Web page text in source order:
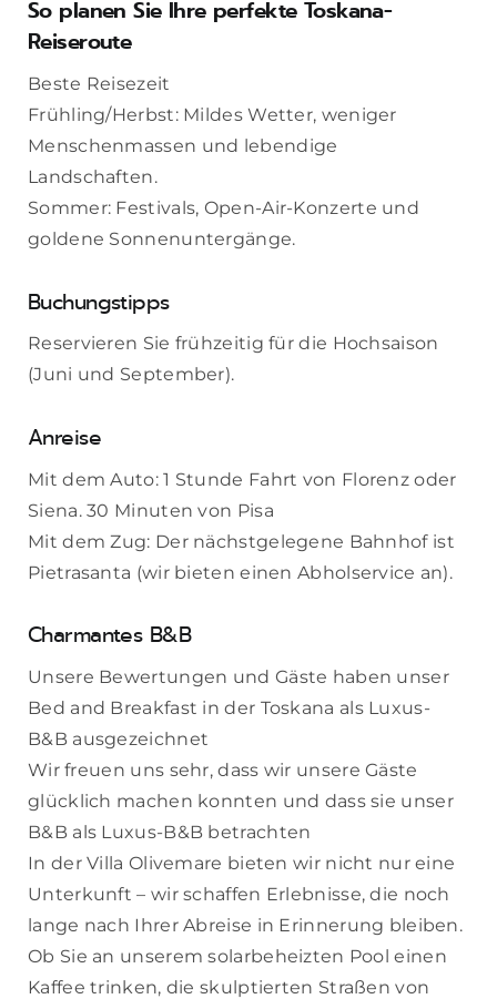
So planen Sie Ihre perfekte Toskana-
Reiseroute
Beste Reisezeit
Frühling/Herbst: Mildes Wetter, weniger
Menschenmassen und lebendige
Landschaften.
Sommer: Festivals, Open-Air-Konzerte und
goldene Sonnenuntergänge.
Buchungstipps
Reservieren Sie frühzeitig für die Hochsaison
(Juni und September).
Anreise
Mit dem Auto: 1 Stunde Fahrt von Florenz oder
Siena. 30 Minuten von Pisa
Mit dem Zug: Der nächstgelegene Bahnhof ist
Pietrasanta (wir bieten einen Abholservice an).
Charmantes B&B
Unsere Bewertungen und Gäste haben unser
Bed and Breakfast in der Toskana als Luxus-
B&B ausgezeichnet
Wir freuen uns sehr, dass wir unsere Gäste
glücklich machen konnten und dass sie unser
B&B als Luxus-B&B betrachten
In der Villa Olivemare bieten wir nicht nur eine
Unterkunft – wir schaffen Erlebnisse, die noch
lange nach Ihrer Abreise in Erinnerung bleiben.
Ob Sie an unserem solarbeheizten Pool einen
Kaffee trinken, die skulptierten Straßen von